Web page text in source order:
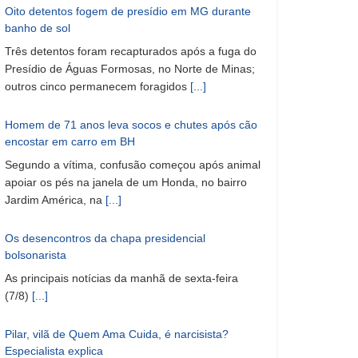
Oito detentos fogem de presídio em MG durante
banho de sol
Três detentos foram recapturados após a fuga do
Presídio de Águas Formosas, no Norte de Minas;
outros cinco permanecem foragidos [...]
Homem de 71 anos leva socos e chutes após cão
encostar em carro em BH
Segundo a vítima, confusão começou após animal
apoiar os pés na janela de um Honda, no bairro
Jardim América, na [...]
Os desencontros da chapa presidencial
bolsonarista
As principais notícias da manhã de sexta-feira
(7/8) [...]
Pilar, vilã de Quem Ama Cuida, é narcisista?
Especialista explica